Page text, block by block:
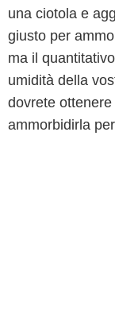
una ciotola e
giusto per
ma il
umidità della
dovrete
ammorbidirla